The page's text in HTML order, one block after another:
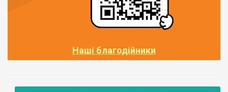
Наші благодійники